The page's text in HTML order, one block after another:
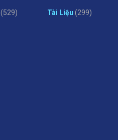
(529) Tài Liệu (299)